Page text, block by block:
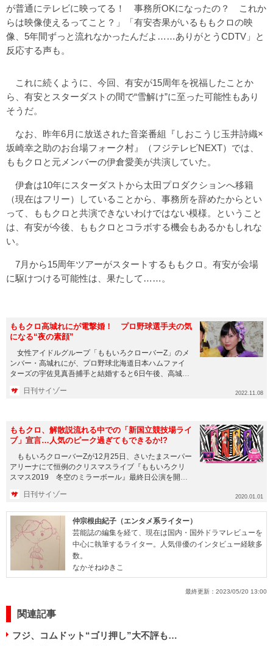
が普通にテレビに映ってる！ 事務所OKになったの？ これか
らは映像使えるってこと？」「有安杏果がいるももクロの映
像、5年間ずっと流れなかったんだよ……ありがとうCDTV」と
反応する声も。
これに続くように、今回、有安が15周年を祝福したことか
ら、有安とスターダストの間で“雪解け”に至った可能性もあり
そうだ。
なお、昨年6月に放送された音楽番組『しおこうじ玉井詩織×
坂崎幸之助のお台場フォーク村』（フジテレビNEXT）では、
ももクロと元メンバーの伊倉愛美が共演していた。
伊倉は10年にスターダストから太田プロダクションへ移籍
（現在はフリー）していることから、事務所を辞めたからとい
って、ももクロと共演できないわけではない模様。ということ
は、有安が今後、ももクロとコラボする機会もあるかもしれな
い。
7月から15周年ツアーがスタートするももクロ。有安が会場
に駆けつける可能性は、果たして……。
ももクロ高城れにが電撃婚！ プロ野球選手夫の気
になる“夜の素顔”
女性アイドルグループ「ももいろクローバーZ」のメ
ンバー・高城れにが、プロ野球北海道日本ハムファイ
ターズの宇佐見真吾捕手と結婚すると6日午後、高城が
日刊サイゾー 2022.11.08
ももクロ、解散説流れる中での「新国立競技場ライ
ブ」宣言…人気のピーク過ぎてもできるか!?
ももいろクローバーZが12月25日、さいたまスーパー
アリーナにて恒例のクリスマスライブ『ももいろクリ
スマス2019 冬空のミラーボール』最終日公演を開
日刊サイゾー 2020.01.01
仲宗根由紀子（エンタメ系ライター）
芸能誌の編集を経て、現在は国内・国外ドラマレビューを
中心に執筆するライター。人気俳優のインタビュー経験多
数。
なかそねゆきこ
最終更新： 2023/05/20 13:00
関連記事
フジ、コムドット“ゴリ押し”大不評も…